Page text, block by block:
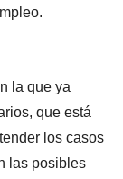
la que ya
que está
los casos
las posibles